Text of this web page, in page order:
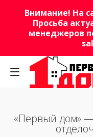
Внимание! На
Просьба
менеджеров
«Первый дом»